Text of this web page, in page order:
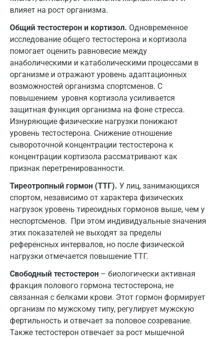
влияет на рост организма.
Общий тестостерон и кортизол. Одновременное
исследование общего тестостерона и кортизола
помогает оценить равновесие между
анаболическими и катаболическими процессами в
организме и отражают уровень адаптационных
возможностей организма спортсменов. С
повышением уровня кортизола усиливается
защитная функция организма на фоне стресса.
Изнуряющие физические нагрузки понижают
уровень тестостерона. Снижение отношение
сывороточной концентрации тестостерона к
концентрации кортизола рассматривают как
признак перетренированности.
Тиреотропный гормон (ТТГ). У лиц, занимающихся
спортом, независимо от характера физических
нагрузок уровень тиреоидных гормонов выше, чем у
неспортсменов. При этом индивидуальные значения
этих показателей не выходят за пределы
референсных интервалов, но после физической
нагрузки отмечается повышение ТТГ.
Свободный тестостерон – биологически активная
фракция полового гормона тестостерона, не
связанная с белками крови. Этот гормон формирует
организм по мужскому типу, регулирует мужскую
фертильность и отвечает за половое созревание.
Также тестостерон отвечает за рост мышечной
Мытищи
Наро-Фоминск
Нижневартовск
Нижнекамск
Новокузнецк
Новороссийск
Новосибирск
Ногинск
Обнинск
Одинцово
Омск
Орел
Оренбург
Орехово-Зуево
Павловский посад
Пенза
Пермь